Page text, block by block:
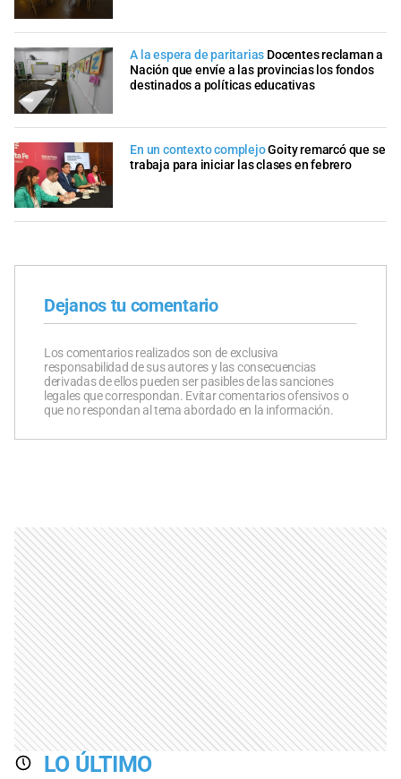
A la espera de paritarias Docentes reclaman a
Nación que envíe a las provincias los fondos
destinados a políticas educativas
En un contexto complejoGoity remarcó que se
trabaja para iniciar las clases en febrero
Dejanos tu comentario
Los comentarios realizados son de exclusiva
responsabilidad de sus autores y las consecuencias
derivadas de ellos pueden ser pasibles de las sanciones
legales que correspondan. Evitar comentarios ofensivos o
que no respondan al tema abordado en la información.
LO ÚLTIMO